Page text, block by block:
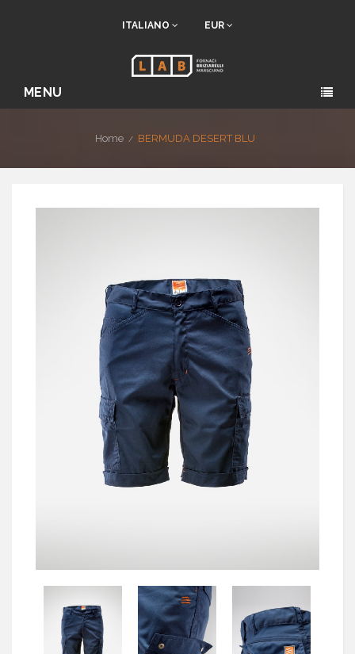
ITALIANO EUR
MENU
Home BERMUDA DESERT BLU